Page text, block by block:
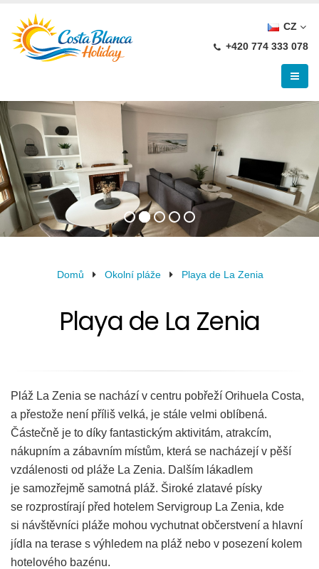
CZ
+420 774 333 078
Domů Okolní pláže Playa de La Zenia
Playa de La Zenia
Pláž La Zenia se nachází v centru pobřeží Orihuela Costa,
a přestože není příliš velká, je stále velmi oblíbená.
Částečně je to díky fantastickým aktivitám, atrakcím,
nákupním a zábavním místům, která se nacházejí v pěší
vzdálenosti od pláže La Zenia. Dalším lákadlem
je samozřejmě samotná pláž. Široké zlatavé písky
se rozprostírají před hotelem Servigroup La Zenia, kde
si návštěvníci pláže mohou vychutnat občerstvení a hlavní
jídla na terase s výhledem na pláž nebo v posezení kolem
hotelového bazénu.